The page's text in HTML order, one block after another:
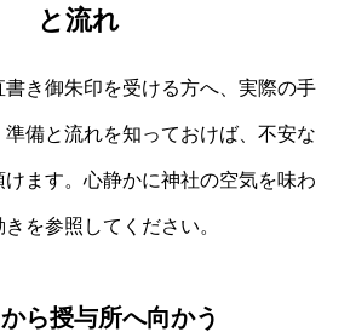
と流れ
き御朱印を受ける方へ、実際の手
備と流れを知っておけば、不安な
けます。心静かに神社の空気を味わ
を参照してください。
ら授与所へ向かう